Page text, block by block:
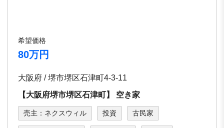
希望価格
80万円
大阪府 / 堺市堺区⽯津町4-3-11
【⼤阪府堺市堺区⽯津町】 空き家
売主：ネクスウィル 投資 古民家